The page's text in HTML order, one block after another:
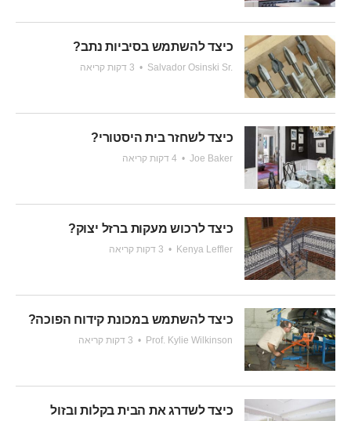
כיצד להשתמש בסיביות נתב?
Salvador Osinski Sr.
•
כיצד לשחזר בית היסטורי?
Joe Baker
•
כיצד לרכוש מעקות ברזל יצוק?
Kenya Leffler
•
כיצד להשתמש במכונת קידוח הפוכה?
Prof. Kylie Wilkinson
•
כיצד לשדרג את הבית בקלות ובזול